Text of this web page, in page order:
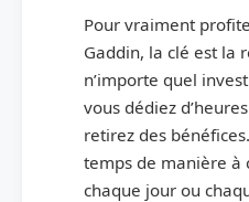
Pour vraiment
Gaddin, la clé est la
n’importe quel
vous dédiez
retirez des
temps de manière à
chaque jour ou